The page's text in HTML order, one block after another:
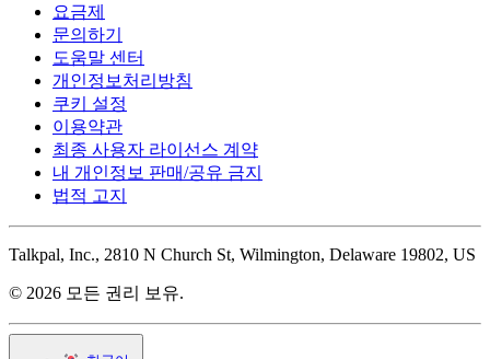
요금제
문의하기
도움말 센터
개인정보처리방침
쿠키 설정
이용약관
최종 사용자 라이선스 계약
내 개인정보 판매/공유 금지
법적 고지
Talkpal, Inc., 2810 N Church St, Wilmington, Delaware 19802, US
© 2026 모든 권리 보유.